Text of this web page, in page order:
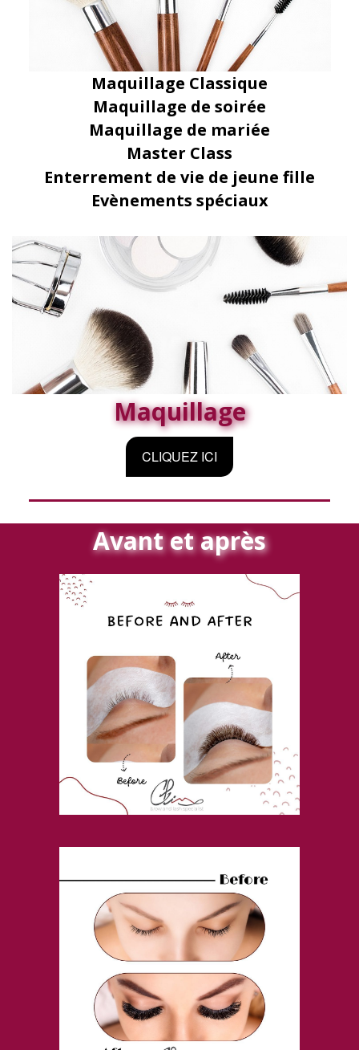
Maquillage Classique
Maquillage de soirée
Maquillage de mariée
Master Class
Enterrement de vie de jeune fille
Evènements spéciaux
Maquillage
CLIQUEZ ICI
Avant et après